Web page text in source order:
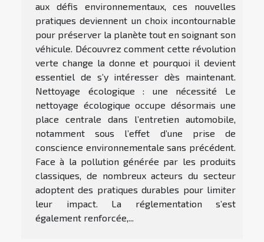
aux défis environnementaux, ces nouvelles
pratiques deviennent un choix incontournable
pour préserver la planète tout en soignant son
véhicule. Découvrez comment cette révolution
verte change la donne et pourquoi il devient
essentiel de s’y intéresser dès maintenant.
Nettoyage écologique : une nécessité Le
nettoyage écologique occupe désormais une
place centrale dans l’entretien automobile,
notamment sous l’effet d’une prise de
conscience environnementale sans précédent.
Face à la pollution générée par les produits
classiques, de nombreux acteurs du secteur
adoptent des pratiques durables pour limiter
leur impact. La réglementation s’est
également renforcée,...